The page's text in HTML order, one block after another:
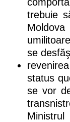
trebuie
se
status
se vor